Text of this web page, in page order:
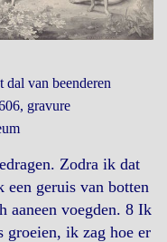
dal van beenderen
gravure
Zodra ik dat
een geruis van botten
aaneen voegden. 8 Ik
groeien, ik zag hoe er